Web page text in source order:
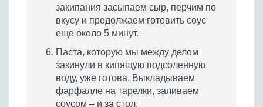
закипания засыпаем сыр, перчим по
вкусу и продолжаем готовить соус
еще около 5 минут.
Паста, которую мы между делом
закинули в кипящую подсоленную
воду, уже готова. Выкладываем
фарфалле на тарелки, заливаем
соусом – и за стол.